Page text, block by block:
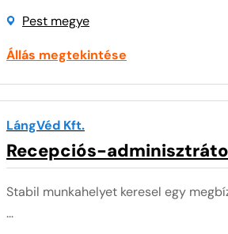
Pest megye
Állás megtekintése
LángVéd Kft.
Recepciós-
Stabil munkahelyet keresel egy
...